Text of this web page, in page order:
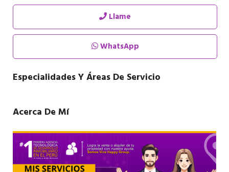
Llame
WhatsApp
Especialidades Y Áreas De Servicio
Acerca De Mí